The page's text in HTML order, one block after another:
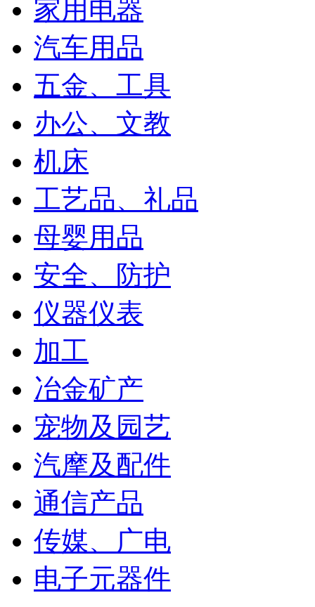
家用电器
汽车用品
五金、工具
办公、文教
机床
工艺品、礼品
母婴用品
安全、防护
仪器仪表
加工
冶金矿产
宠物及园艺
汽摩及配件
通信产品
传媒、广电
电子元器件